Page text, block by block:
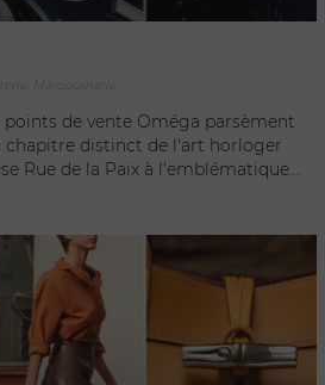
Maroquinerie
points de vente Oméga parsèment
chapitre distinct de l'art horloger
marque : un mariage harmonieux
invités à parcourir des collections
des pièces historiques ayant
aux créations contemporaines à
Le personnel, aussi compétent